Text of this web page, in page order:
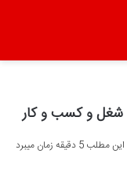
شغل و کسب و کار
5 دقیقه زمان میبرد